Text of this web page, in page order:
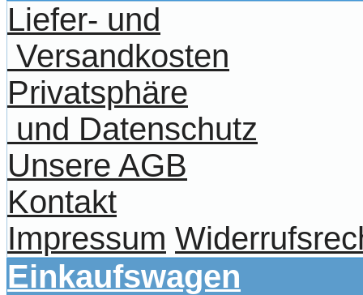
Liefer- und
Versandkosten
Privatsphäre
und Datenschutz
Unsere AGB
Kontakt
Impressum
Einkaufswagen